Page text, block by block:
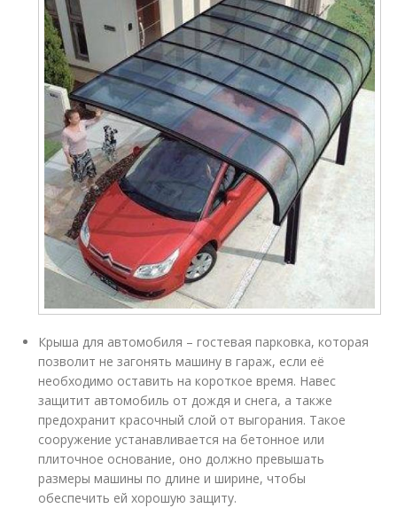
Крыша для автомобиля – гостевая парковка, которая
позволит не загонять машину в гараж, если её
необходимо оставить на короткое время. Навес
защитит автомобиль от дождя и снега, а также
предохранит красочный слой от выгорания. Такое
сооружение устанавливается на бетонное или
плиточное основание, оно должно превышать
размеры машины по длине и ширине, чтобы
обеспечить ей хорошую защиту.